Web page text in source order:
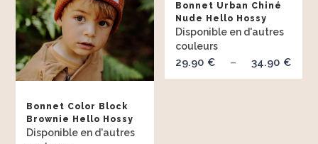
Bonnet Color Block
Brownie Hello Hossy
Bonnet Urban Chiné
Nude Hello Hossy
29.90 € – 34.90 €
de